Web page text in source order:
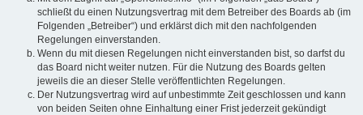
schließt du einen Nutzungsvertrag mit dem Betreiber des Boards ab (im
Folgenden „Betreiber“) und erklärst dich mit den nachfolgenden
Regelungen einverstanden.
Wenn du mit diesen Regelungen nicht einverstanden bist, so darfst du
das Board nicht weiter nutzen. Für die Nutzung des Boards gelten
jeweils die an dieser Stelle veröffentlichten Regelungen.
Der Nutzungsvertrag wird auf unbestimmte Zeit geschlossen und kann
von beiden Seiten ohne Einhaltung einer Frist jederzeit gekündigt